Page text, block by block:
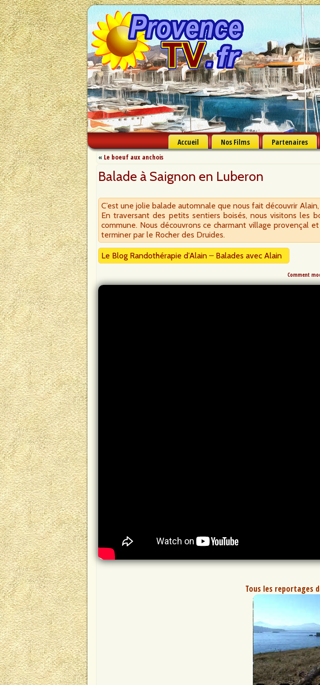
Accueil Nos Films Partenaires
« Le boeuf aux anchois
Balade à Saignon en Luberon
C’est une jolie balade automnale que nous fait découvrir
En traversant des petits sentiers boisés, nous visitons les
commune. Nous découvrons ce charmant village provençal
terminer par le Rocher des Druides.
Le Blog Randothérapie d’Alain – Balades avec Alain
Comment
Tous les reportages